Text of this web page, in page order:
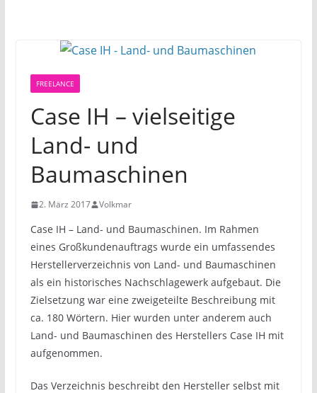
FREELANCE
Case IH – vielseitige
Land- und
Baumaschinen
2. März 2017 Volkmar
Case IH – Land- und Baumaschinen. Im Rahmen
eines Großkundenauftrags wurde ein umfassendes
Herstellerverzeichnis von Land- und Baumaschinen
als ein historisches Nachschlagewerk aufgebaut. Die
Zielsetzung war eine zweigeteilte Beschreibung mit
ca. 180 Wörtern. Hier wurden unter anderem auch
Land- und Baumaschinen des Herstellers Case IH mit
aufgenommen.
Das Verzeichnis beschreibt den Hersteller selbst mit